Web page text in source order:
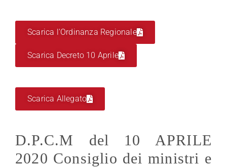
Scarica l'Ordinanza Regionale
Scarica Decreto 10 Aprile
Scarica Allegato
D.P.C.M del 10 APRILE
2020 Consiglio dei ministri e